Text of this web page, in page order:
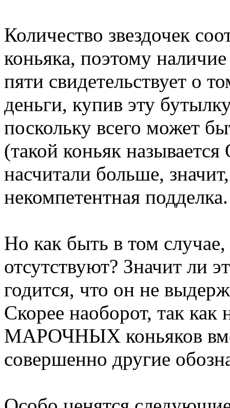
Количество звездочек
коньяка, поэтому
пяти свидетельствует о
деньги, купив эту
поскольку всего может
(такой коньяк
насчитали больше,
некомпетентная подделка.
Но как быть в том случае,
отсутствуют? Значит ли
годится, что он не
Скорее наоборот, так как
МАРОЧНЫХ коньяков
совершенно другие